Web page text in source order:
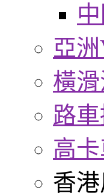
亞
橫
路
高
香